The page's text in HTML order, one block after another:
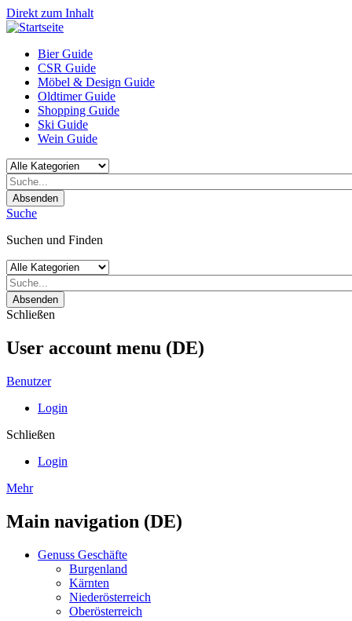
Direkt zum Inhalt
Bier Guide
CSR Guide
Möbel & Design Guide
Oldtimer Guide
Shopping Guide
Ski Guide
Wein Guide
Absenden
Suche
Suchen und Finden
Absenden
Schließen
User account menu (DE)
Benutzer
Login
Schließen
Login
Mehr
Main navigation (DE)
Genuss Geschäfte
Burgenland
Kärnten
Niederösterreich
Oberösterreich